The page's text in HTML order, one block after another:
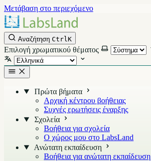
Μετάβαση στο περιεχόμενο
Αναζήτηση CtrlK
Επιλογή χρωματικού θέματος
Πρώτα βήματα
Αρχική κέντρου βοήθειας
Συχνές ερωτήσεις έναρξης
Σχολεία
Βοήθεια για σχολεία
Ο χώρος μου στο LabsLand
Ανώτατη εκπαίδευση
Βοήθεια για ανώτατη εκπαίδευση